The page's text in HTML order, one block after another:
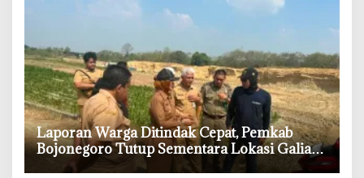
‎Laporan Warga Ditindak Cepat, Pemkab
Bojonegoro Tutup Sementara Lokasi Galian
Tanah di Trucuk